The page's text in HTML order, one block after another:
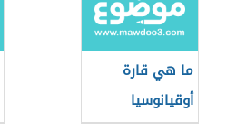
ما هي قارة
أوقيانوسيا